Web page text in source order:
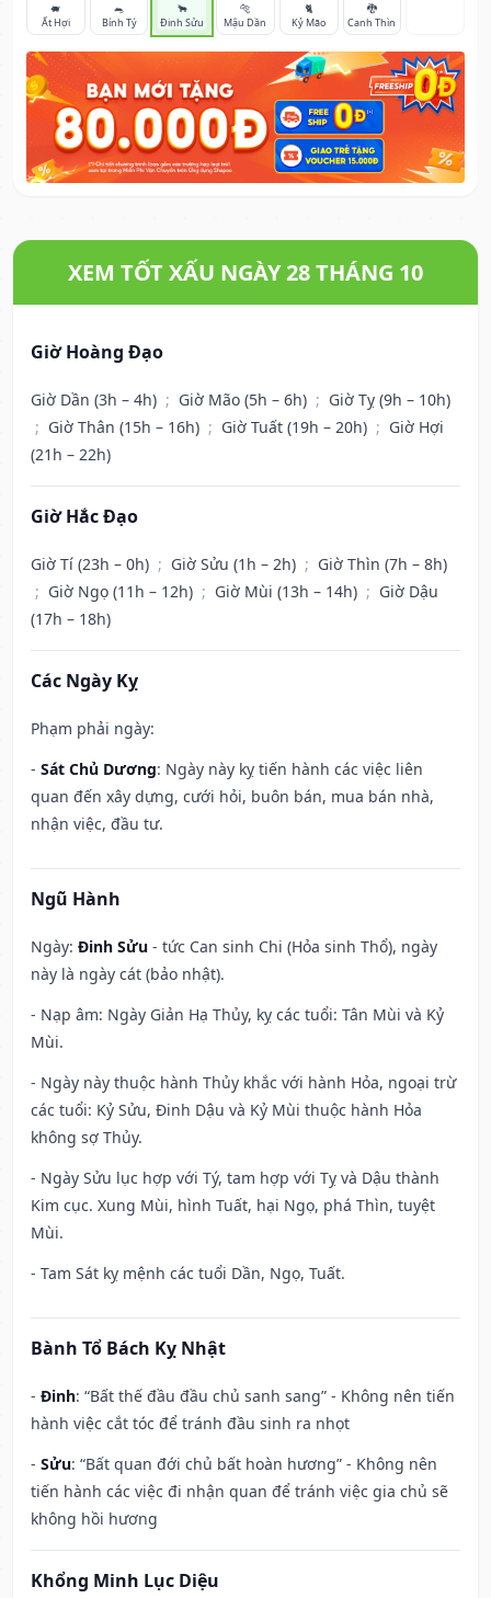
🐖
Ất Hợi
🐀
Bính Tý
🐂
Đinh Sửu
🐅
Mậu Dần
🐈
Kỷ Mão
🐉
Canh Thìn
XEM TỐT XẤU NGÀY 28 THÁNG 10
Giờ Hoàng Đạo
Giờ Dần (3h – 4h) ; Giờ Mão (5h – 6h) ; Giờ Tỵ (9h – 10h)
; Giờ Thân (15h – 16h) ; Giờ Tuất (19h – 20h) ; Giờ Hợi
(21h – 22h)
Giờ Hắc Đạo
Giờ Tí (23h – 0h) ; Giờ Sửu (1h – 2h) ; Giờ Thìn (7h – 8h)
; Giờ Ngọ (11h – 12h) ; Giờ Mùi (13h – 14h) ; Giờ Dậu
(17h – 18h)
Các Ngày Kỵ
Phạm phải ngày:
- Sát Chủ Dương: Ngày này kỵ tiến hành các việc liên
quan đến xây dựng, cưới hỏi, buôn bán, mua bán nhà,
nhận việc, đầu tư.
Ngũ Hành
Ngày: Đinh Sửu - tức Can sinh Chi (Hỏa sinh Thổ), ngày
này là ngày cát (bảo nhật).
- Nạp âm: Ngày Giản Hạ Thủy, kỵ các tuổi: Tân Mùi và Kỷ
Mùi.
- Ngày này thuộc hành Thủy khắc với hành Hỏa, ngoại trừ
các tuổi: Kỷ Sửu, Đinh Dậu và Kỷ Mùi thuộc hành Hỏa
không sợ Thủy.
- Ngày Sửu lục hợp với Tý, tam hợp với Tỵ và Dậu thành
Kim cục. Xung Mùi, hình Tuất, hại Ngọ, phá Thìn, tuyệt
Mùi.
- Tam Sát kỵ mệnh các tuổi Dần, Ngọ, Tuất.
Bành Tổ Bách Kỵ Nhật
- Đinh: “Bất thế đầu đầu chủ sanh sang” - Không nên tiến
hành việc cắt tóc để tránh đầu sinh ra nhọt
- Sửu: “Bất quan đới chủ bất hoàn hương” - Không nên
tiến hành các việc đi nhận quan để tránh việc gia chủ sẽ
không hồi hương
Khổng Minh Lục Diệu